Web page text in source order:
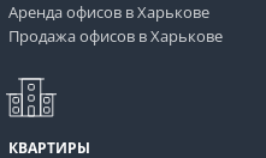
Аренда офисов в Харькове
Продажа офисов в Харькове
КВАРТИРЫ